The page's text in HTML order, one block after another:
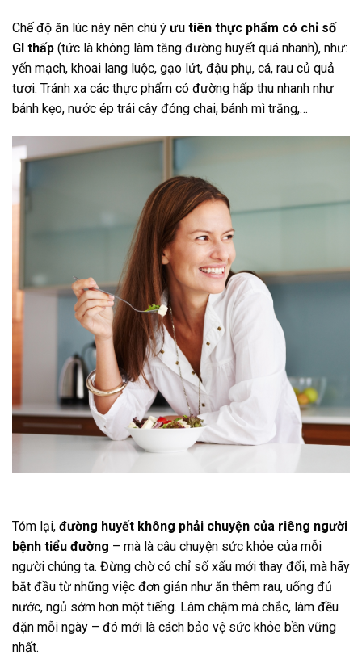
Chế độ ăn lúc này nên chú ý ưu tiên thực phẩm có chỉ số
GI thấp (tức là không làm tăng đường huyết quá nhanh), như:
yến mạch, khoai lang luộc, gạo lứt, đậu phụ, cá, rau củ quả
tươi. Tránh xa các thực phẩm có đường hấp thu nhanh như
bánh kẹo, nước ép trái cây đóng chai, bánh mì trắng,…
Tóm lại, đường huyết không phải chuyện của riêng người
bệnh tiểu đường – mà là câu chuyện sức khỏe của mỗi
người chúng ta. Đừng chờ có chỉ số xấu mới thay đổi, mà hãy
bắt đầu từ những việc đơn giản như ăn thêm rau, uống đủ
nước, ngủ sớm hơn một tiếng. Làm chậm mà chắc, làm đều
đặn mỗi ngày – đó mới là cách bảo vệ sức khỏe bền vững
nhất.